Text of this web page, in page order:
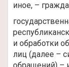
иное, –
и обработки
лиц (далее –